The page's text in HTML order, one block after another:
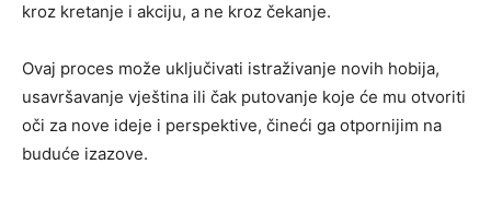
kroz kretanje i akciju, a ne kroz čekanje.
Ovaj proces može uključivati istraživanje novih hobija,
usavršavanje vještina ili čak putovanje koje će mu otvoriti
oči za nove ideje i perspektive, čineći ga otpornijim na
buduće izazove.